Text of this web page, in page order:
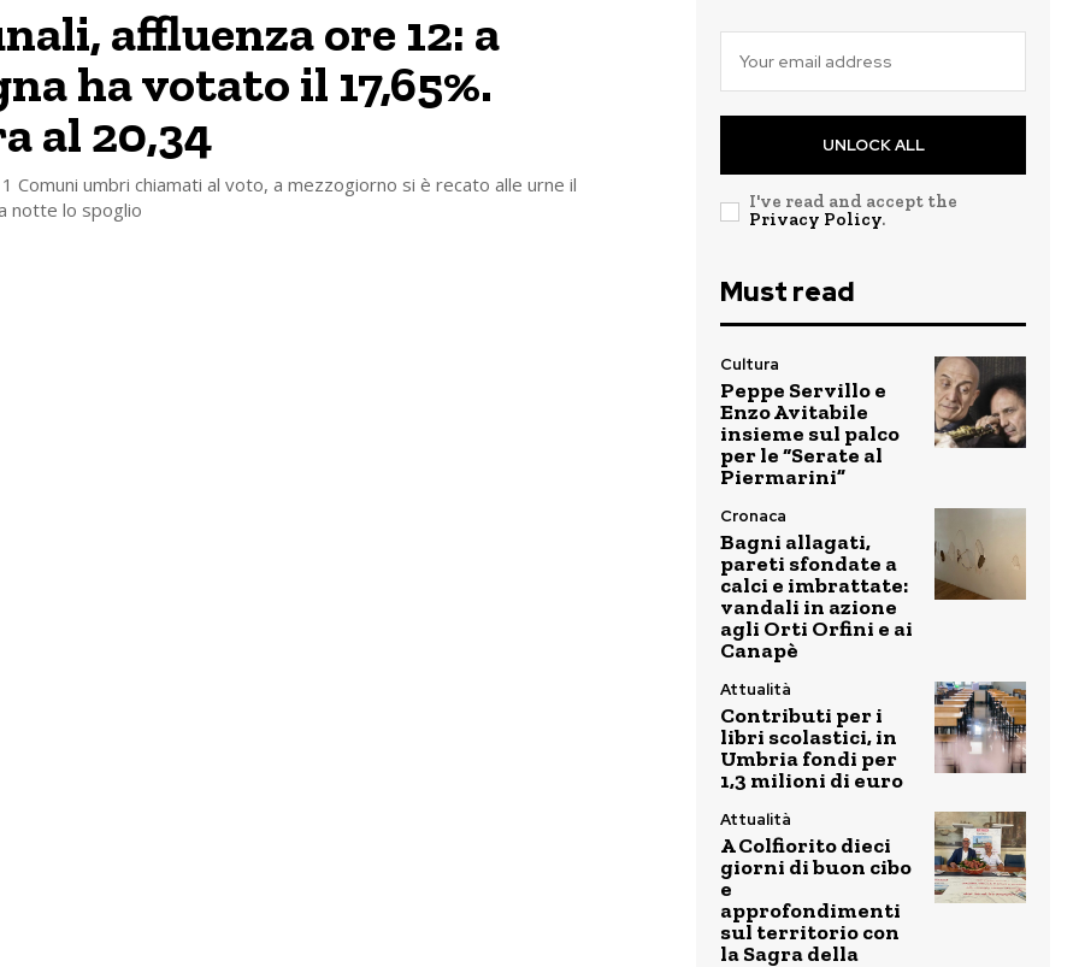
affluenza ore 12: a
ha votato il 17,65%.
al 20,34
Comuni umbri chiamati al voto, a mezzogiorno si è recato alle urne il
notte lo spoglio
UNLOCK ALL
I've read and accept the
Privacy Policy.
Must read
Cultura
Peppe Servillo e
Enzo Avitabile
insieme sul palco
per le “Serate al
Piermarini”
Cronaca
Bagni allagati,
pareti sfondate a
calci e imbrattate:
vandali in azione
agli Orti Orfini e ai
Canapè
Attualità
Contributi per i
libri scolastici, in
Umbria fondi per
1,3 milioni di euro
Attualità
A Colfiorito dieci
giorni di buon cibo
e
approfondimenti
sul territorio con
la Sagra della